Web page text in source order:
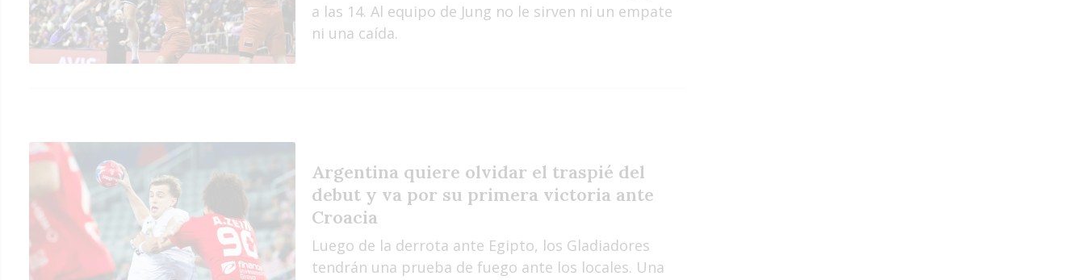
a las 14. Al equipo de Jung no le sirven ni un empate
ni una caída.
Argentina quiere olvidar el traspié del
debut y va por su primera victoria ante
Croacia
Luego de la derrota ante Egipto, los Gladiadores
tendrán una prueba de fuego ante los locales. Una